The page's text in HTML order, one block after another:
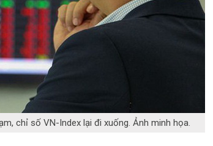
chỉ số VN-Index lại đi xuống. Ảnh minh họa.